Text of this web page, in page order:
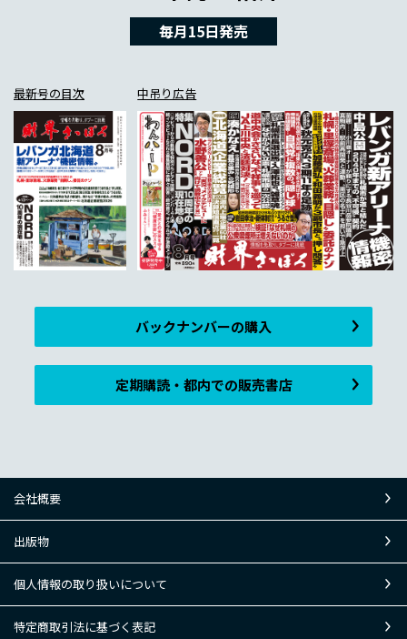
毎月15日発売
最新号の目次 中吊り広告
バックナンバーの購入
定期購読・都内での販売書店
会社概要
出版物
個人情報の取り扱いについて
特定商取引法に基づく表記